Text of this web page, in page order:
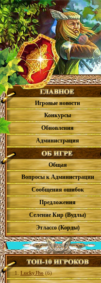
Игровые новости
Конкурсы
Обновления
Администрация
Общая
Вопросы к Администрации
Сообщения ошибок
Предложения
Селение Кир (Вудлы)
Этлассо (Корды)
1. LuckyJho (6)